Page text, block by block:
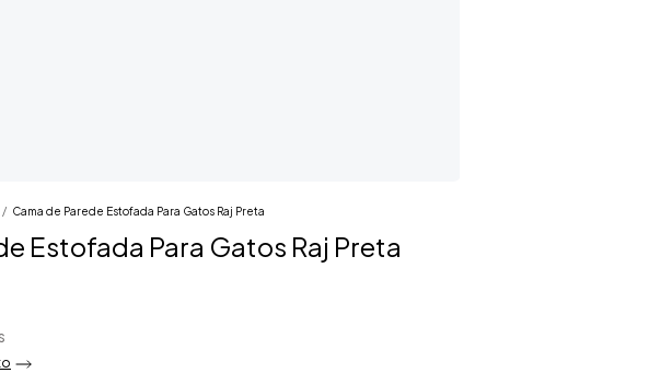
/ Cama de Parede Estofada Para Gatos Raj Preta
Estofada Para Gatos Raj Preta